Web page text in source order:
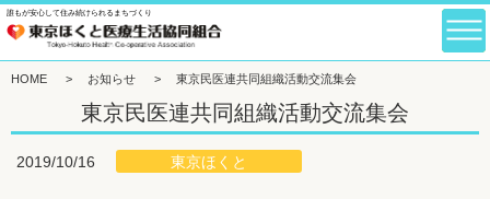
誰もが安心して住み続けられるまちづくり
HOME > お知らせ > 東京民医連共同組織活動交流集会
東京民医連共同組織活動交流集会
2019/10/16 東京ほくと